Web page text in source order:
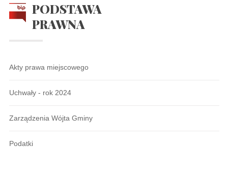
PODSTAWA
PRAWNA
Akty prawa miejscowego
Uchwały - rok 2024
Zarządzenia Wójta Gminy
Podatki